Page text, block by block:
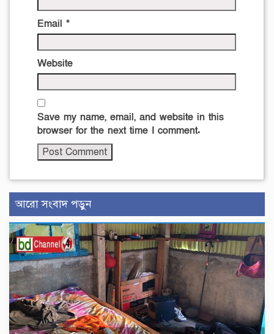
Email *
Website
Save my name, email, and website in this
browser for the next time I comment.
আরো সংবাদ পড়ুন